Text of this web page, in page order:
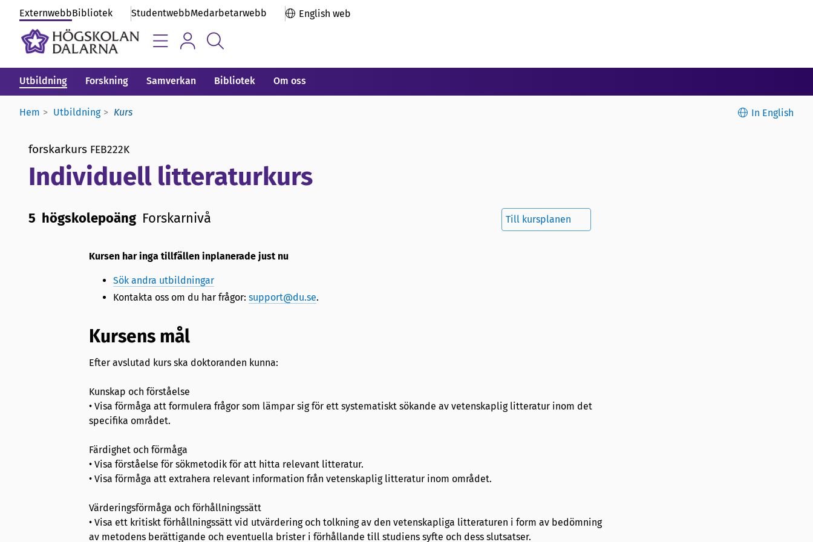
ExternwebbBibliotek StudentwebbMedarbetarwebb English web
Utbildning Forskning Samverkan Bibliotek Om oss
Hem Utbildning Kurs In English
forskarkurs FEB222K
Individuell litteraturkurs
5 högskolepoäng Forskarnivå Till kursplanen
Kursen har inga tillfällen inplanerade just nu
Sök andra utbildningar
Kontakta oss om du har frågor: support@du.se.
Kursens mål
Efter avslutad kurs ska doktoranden kunna:
Kunskap och förståelse
• Visa förmåga att formulera frågor som lämpar sig för ett systematiskt sökande av vetenskaplig litteratur inom det
specifika området.
Färdighet och förmåga
• Visa förståelse för sökmetodik för att hitta relevant litteratur.
• Visa förmåga att extrahera relevant information från vetenskaplig litteratur inom området.
Värderingsförmåga och förhållningssätt
• Visa ett kritiskt förhållningssätt vid utvärdering och tolkning av den vetenskapliga litteraturen i form av bedömning
av metodens berättigande och eventuella brister i förhållande till studiens syfte och dess slutsatser.